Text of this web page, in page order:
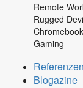
Remote
Rugged
Chromebook
Gaming
Referenzen
Blogazine